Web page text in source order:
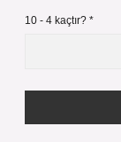
10 - 4 kaçtır? *